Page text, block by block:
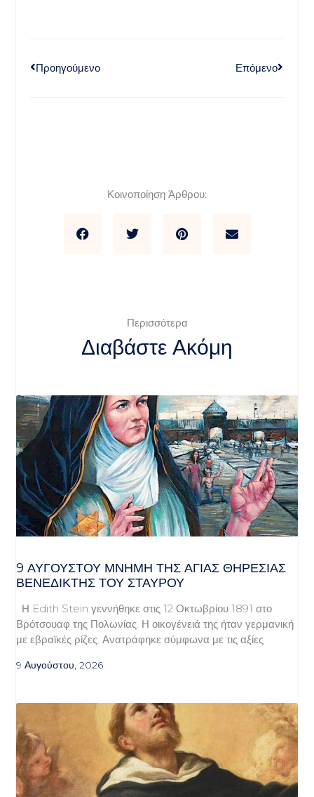
Προηγούμενο Επόμενο
Κοινοποίηση Άρθρου:
Περισσότερα
Διαβάστε Ακόμη
9 ΑΥΓΟΥΣΤΟΥ ΜΝΗΜΗ ΤΗΣ ΑΓΙΑΣ ΘΗΡΕΣΙΑΣ
ΒΕΝΕΔΙΚΤΗΣ ΤΟΥ ΣΤΑΥΡΟΥ
Η Edith Stein γεννήθηκε στις 12 Οκτωβρίου 1891 στο
Βρότσουαφ της Πολωνίας. Η οικογένειά της ήταν γερμανική
με εβραϊκές ρίζες. Ανατράφηκε σύμφωνα με τις αξίες
9 Αυγούστου, 2026